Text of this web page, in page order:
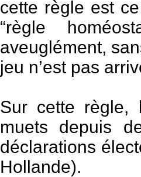
cette règle est
“règle
aveuglément,
jeu n’est pas
Sur cette règle,
muets depuis
déclarations
Hollande).